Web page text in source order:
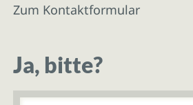
Zum Kontaktformular
Ja, bitte?